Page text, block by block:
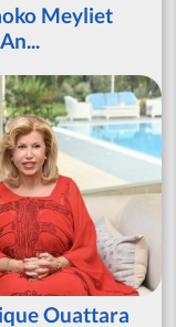
Meyliet
Ouattara